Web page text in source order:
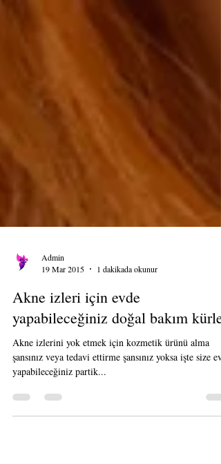
19 Mar 2015
1 dakikada okunur
Akne izleri için evde
yapabileceğiniz doğal bakım
Akne izlerini yok etmek için kozmetik ürünü alma
yapabileceğiniz partik...